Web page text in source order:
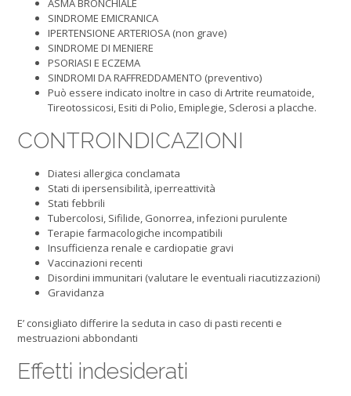
ASMA BRONCHIALE
SINDROME EMICRANICA
IPERTENSIONE ARTERIOSA (non grave)
SINDROME DI MENIERE
PSORIASI E ECZEMA
SINDROMI DA RAFFREDDAMENTO (preventivo)
Può essere indicato inoltre in caso di Artrite reumatoide,
Tireotossicosi, Esiti di Polio, Emiplegie, Sclerosi a placche.
CONTROINDICAZIONI
Diatesi allergica conclamata
Stati di ipersensibilità, iperreattività
Stati febbrili
Tubercolosi, Sifilide, Gonorrea, infezioni purulente
Terapie farmacologiche incompatibili
Insufficienza renale e cardiopatie gravi
Vaccinazioni recenti
Disordini immunitari (valutare le eventuali riacutizzazioni)
Gravidanza
E’ consigliato differire la seduta in caso di pasti recenti e
mestruazioni abbondanti
Effetti indesiderati